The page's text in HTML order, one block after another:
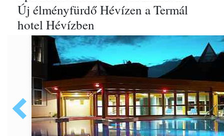
Új élményfürdő Hévízen a Termál
hotel Hévízben